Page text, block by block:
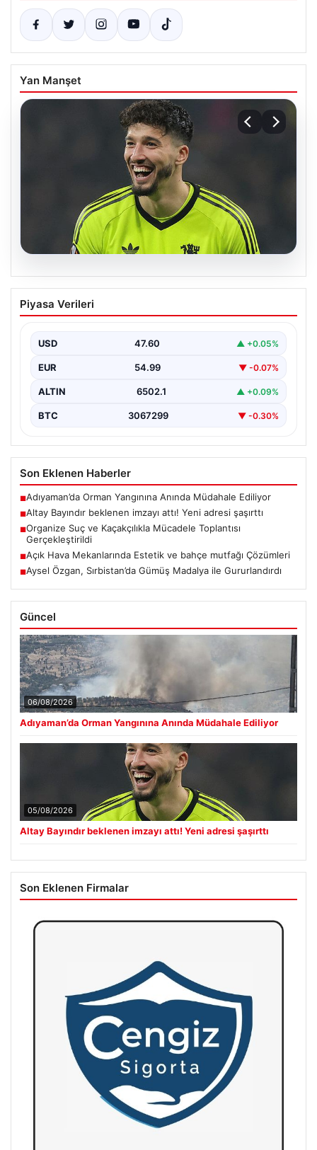
Yan Manşet
05.08.2026
Altay Bayındır beklenen imzayı attı!
Yeni adresi şaşırttı
Piyasa Verileri
USD 47.60 ▲ +0.05%
EUR 54.99 ▼ -0.07%
ALTIN 6502.1 ▲ +0.09%
BTC 3067299 ▼ -0.30%
Son Eklenen Haberler
■Adıyaman’da Orman Yangınına Anında Müdahale Ediliyor
■Altay Bayındır beklenen imzayı attı! Yeni adresi şaşırttı
■Organize Suç ve Kaçakçılıkla Mücadele Toplantısı
Gerçekleştirildi
■Açık Hava Mekanlarında Estetik ve bahçe mutfağı Çözümleri
■Aysel Özgan, Sırbistan’da Gümüş Madalya ile Gururlandırdı
Güncel
06/08/2026
Adıyaman’da Orman Yangınına Anında Müdahale Ediliyor
05/08/2026
Altay Bayındır beklenen imzayı attı! Yeni adresi şaşırttı
Son Eklenen Firmalar